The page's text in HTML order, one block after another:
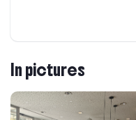
In pictures